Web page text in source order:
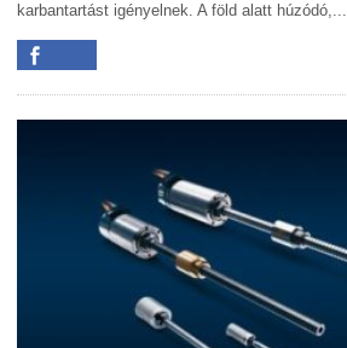
karbantartást igényelnek. A föld alatt húzódó,...